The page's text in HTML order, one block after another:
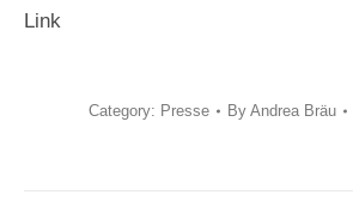
Link
Category: Presse By Andrea Bräu